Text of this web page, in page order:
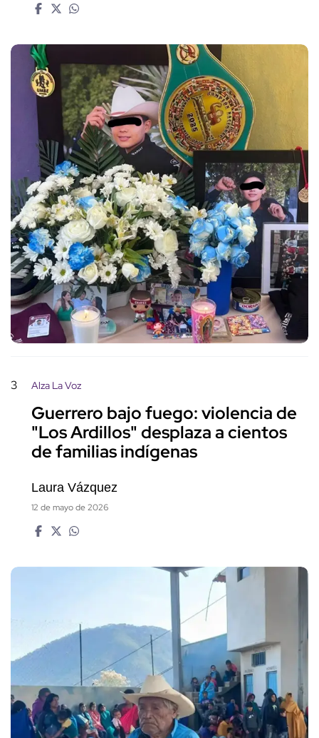
3 Alza La Voz
Guerrero bajo fuego: violencia de
"Los Ardillos" desplaza a cientos
de familias indígenas
Laura Vázquez
12 de mayo de 2026